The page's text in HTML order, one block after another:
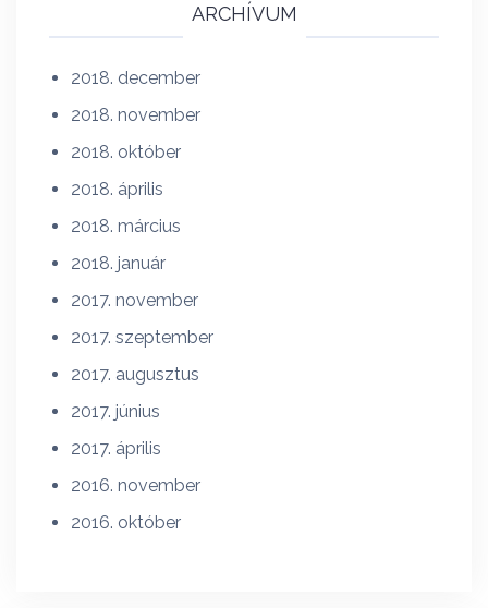
ARCHÍVUM
2018. december
2018. november
2018. október
2018. április
2018. március
2018. január
2017. november
2017. szeptember
2017. augusztus
2017. június
2017. április
2016. november
2016. október